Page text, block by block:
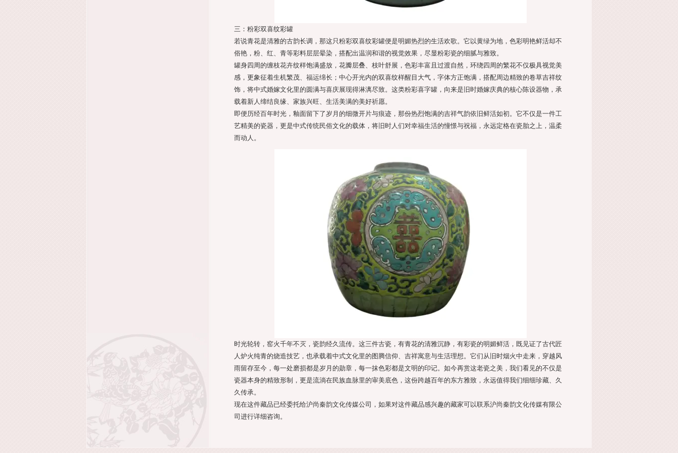
三：粉彩双喜纹彩罐
若说青花是清雅的古韵长调，那这只粉彩双喜纹彩罐便是明媚热烈的生活欢歌。它以黄绿为地，色彩明艳鲜活却不
俗艳，粉、红、青等彩料层层晕染，搭配出温润和谐的视觉效果，尽显粉彩瓷的细腻与雅致。
罐身四周的缠枝花卉纹样饱满盛放，花瓣层叠、枝叶舒展，色彩丰富且过渡自然，环绕四周的繁花不仅极具视觉美
感，更象征着生机繁茂、福运绵长；中心开光内的双喜纹样醒目大气，字体方正饱满，搭配周边精致的卷草吉祥纹
饰，将中式婚嫁文化里的圆满与喜庆展现得淋漓尽致。这类粉彩喜字罐，向来是旧时婚嫁庆典的核心陈设器物，承
载着新人缔结良缘、家族兴旺、生活美满的美好祈愿。
即便历经百年时光，釉面留下了岁月的细微开片与痕迹，那份热烈饱满的吉祥气韵依旧鲜活如初。它不仅是一件工
艺精美的瓷器，更是中式传统民俗文化的载体，将旧时人们对幸福生活的憧憬与祝福，永远定格在瓷胎之上，温柔
而动人。
时光轮转，窑火千年不灭，瓷韵经久流传。这三件古瓷，有青花的清雅沉静，有彩瓷的明媚鲜活，既见证了古代匠
人炉火纯青的烧造技艺，也承载着中式文化里的图腾信仰、吉祥寓意与生活理想。它们从旧时烟火中走来，穿越风
雨留存至今，每一处磨损都是岁月的勋章，每一抹色彩都是文明的印记。如今再赏这老瓷之美，我们看见的不仅是
瓷器本身的精致形制，更是流淌在民族血脉里的审美底色，这份跨越百年的东方雅致，永远值得我们细细珍藏、久
久传承。
现在这件藏品已经委托给沪尚秦韵文化传媒公司，如果对这件藏品感兴趣的藏家可以联系沪尚秦韵文化传媒有限公
司进行详细咨询。